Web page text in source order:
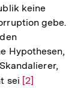
keine
gebe.
Hypothesen,
sei Zur
[2]